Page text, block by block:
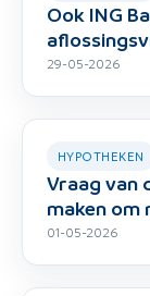
Ook ING
29-05-2026
HYPOTHEKEN
Vraag van
maken om
01-05-2026